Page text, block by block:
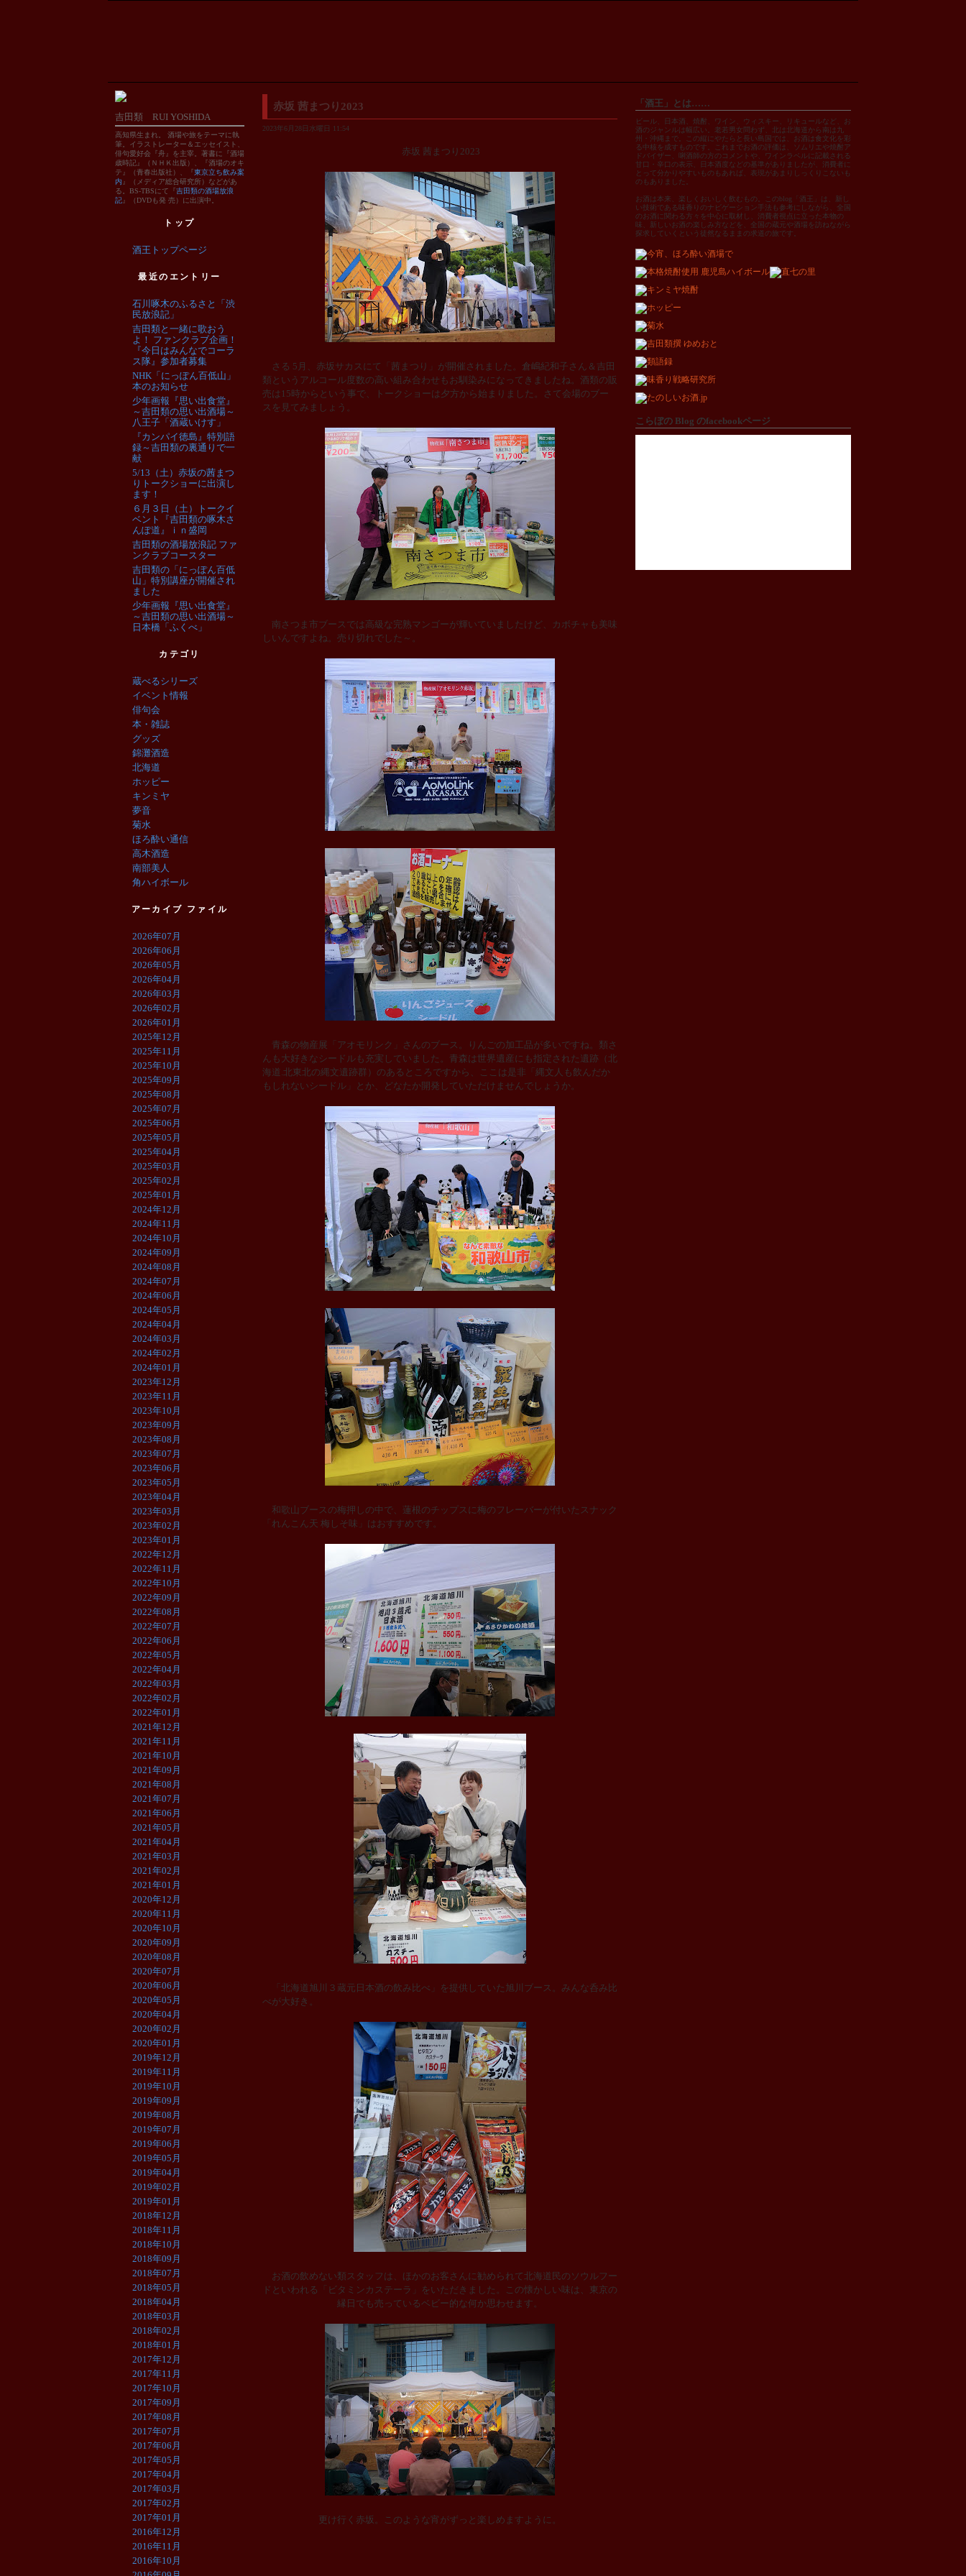
赤坂 茜まつり2023
2023年6月28日水曜日 11:54
赤坂 茜まつり2023
さる 5月、赤坂サカスにて「茜まつり」が開催されました。倉嶋紀和子さん＆吉田
類というアルコール度数の高い組み合わせもお馴染みになってきましたね。酒類の販
売は15時からという事で、トークショーは夕方から始まりました。さて会場のブー
スを見てみましょう。
南さつま市ブースでは高級な完熟マンゴーが輝いていましたけど、カボチャも美味
しいんですよね。売り切れでした～。
青森の物産展「アオモリンク」さんのブース。りんごの加工品が多いですね。類さ
んも大好きなシードルも充実していました。青森は世界遺産にも指定された遺跡（北
海道.北東北の縄文遺跡群）のあるところですから、ここは是非「縄文人も飲んだか
もしれないシードル」とか、どなたか開発していただけませんでしょうか。
和歌山ブースの梅押しの中で、蓮根のチップスに梅のフレーバーが付いたスナック
「れんこん天 梅しそ味」はおすすめです。
「北海道旭川３蔵元日本酒の飲み比べ」を提供していた旭川ブース。みんな呑み比
べが大好き。
お酒の飲めない類スタッフは、ほかのお客さんに勧められて北海道民のソウルフー
ドといわれる「ビタミンカステーラ」をいただきました。この懐かしい味は、東京の
縁日でも売っているベビー的な何か思わせます。
更け行く赤坂。このような宵がずっと楽しめますように。
吉田類 RUI YOSHIDA
高知県生まれ。 酒場や旅をテーマに執
筆。イラストレーター＆エッセイスト、
俳句愛好会『舟』を主宰。著書に『酒場
歳時記』（ＮＨＫ出版）、『酒場のオキ
テ』（青春出版社）、『東京立ち飲み案
内 』（メディア総合研究所）などがあ
る。BS-TBSにて『吉田類の酒場放浪
記』（DVDも発 売）に出演中。
トップ
酒王トップページ
最近のエントリー
石川啄木のふるさと「渋
民放浪記」
吉田類と一緒に歌おう
よ！ ファンクラブ企画！
『今日はみんなでコーラ
ス隊』参加者募集
NHK「にっぽん百低山」
本のお知らせ
少年画報『思い出食堂』
～吉田類の思い出酒場～
八王子「酒蔵いけす」
『カンパイ徳島』特別語
録～吉田類の裏通りで一
献
5/13（土）赤坂の茜まつ
りトークショーに出演し
ます！
６月３日（土）トークイ
ベント『吉田類の啄木さ
んぽ道』ｉｎ盛岡
吉田類の酒場放浪記 ファ
ンクラブコースター
吉田類の「にっぽん百低
山」特別講座が開催され
ました
少年画報『思い出食堂』
～吉田類の思い出酒場～
日本橋「ふくべ」
カテゴリ
蔵べるシリーズ
イベント情報
俳句会
本・雑誌
グッズ
錦灘酒造
北海道
ホッピー
キンミヤ
夢音
菊水
ほろ酔い通信
高木酒造
南部美人
角ハイボール
アーカイブ ファイル
2026年07月
2026年06月
2026年05月
2026年04月
2026年03月
2026年02月
2026年01月
2025年12月
2025年11月
2025年10月
2025年09月
2025年08月
2025年07月
2025年06月
2025年05月
2025年04月
2025年03月
2025年02月
2025年01月
2024年12月
2024年11月
2024年10月
2024年09月
2024年08月
2024年07月
2024年06月
2024年05月
2024年04月
2024年03月
2024年02月
2024年01月
2023年12月
2023年11月
2023年10月
2023年09月
2023年08月
2023年07月
2023年06月
2023年05月
2023年04月
2023年03月
2023年02月
2023年01月
2022年12月
2022年11月
2022年10月
2022年09月
2022年08月
2022年07月
2022年06月
2022年05月
2022年04月
2022年03月
2022年02月
2022年01月
2021年12月
2021年11月
2021年10月
2021年09月
2021年08月
2021年07月
2021年06月
2021年05月
2021年04月
2021年03月
2021年02月
2021年01月
2020年12月
2020年11月
2020年10月
2020年09月
2020年08月
2020年07月
2020年06月
2020年05月
2020年04月
2020年02月
2020年01月
2019年12月
2019年11月
2019年10月
2019年09月
2019年08月
2019年07月
2019年06月
2019年05月
2019年04月
2019年02月
2019年01月
2018年12月
2018年11月
2018年10月
2018年09月
2018年07月
2018年05月
2018年04月
2018年03月
2018年02月
2018年01月
2017年12月
2017年11月
2017年10月
2017年09月
2017年08月
2017年07月
2017年06月
2017年05月
2017年04月
2017年03月
2017年02月
2017年01月
2016年12月
2016年11月
2016年10月
「酒王」とは……
ビール、日本酒、焼酎、ワイン、ウィスキー、リキュールなど、お
酒のジャンルは幅広い。老若男女問わず、北は北海道から南は九
州・沖縄まで。この縦にやたらと長い島国では、お酒は食文化を彩
る中核を成すものです。これまでお酒の評価は、ソムリエや焼酎ア
ドバイザー、唎酒師の方のコメントや、ワインラベルに記載される
甘口・辛口の表示、日本酒度などの基準がありましたが、消費者に
とって分かりやすいものもあれば、表現があまりしっくりこないも
のもありました。
お酒は本来、楽しくおいしく飲むもの。このblog「酒王」は、新し
い技術である味香りのナビゲーション手法も参考にしながら、全国
のお酒に関わる方々を中心に取材し、消費者視点に立った本物の
味、新しいお酒の楽しみ方などを、全国の蔵元や酒場を訪ねながら
探求していくという徒然なるままの求道の旅です。
こらぼの Blog のfacebookページ